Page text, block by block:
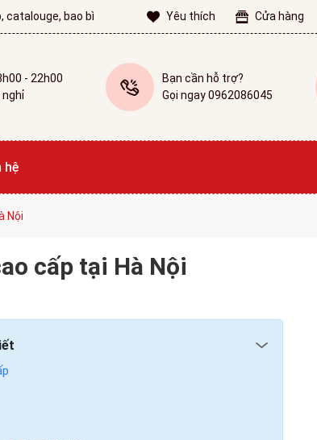
catalouge, bao bì Yêu thích Cửa hàng
- 22h00
nghỉ
Bạn cần hỗ trợ?
Gọi ngay 0962086045
hệ
Nội
cấp tại Hà Nội